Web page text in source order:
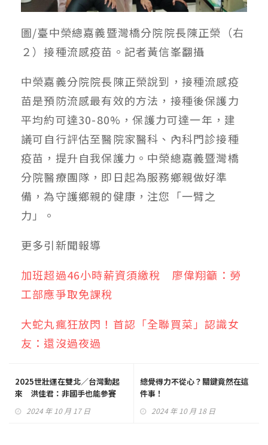
圖/臺中榮總嘉義暨灣橋分院院長陳正榮（右
２ ）接種流感疫苗。記者黃信峯翻攝
中榮嘉義分院院長陳正榮說到，接種流感疫
苗是預防流感最有效的方法，接種後保護力
平均約可達30-80%，保護力可達一年，建
議可自行評估至醫院家醫科、內科門診接種
疫苗，提升自我保護力。中榮總嘉義暨灣橋
分院醫療團隊，即日起為服務鄉親做好準
備，為守護鄉親的健康，注您「一臂之
力」。
更多引新聞報導
加班超過46小時薪資須繳稅 廖偉翔籲：勞
工部應爭取免課稅
大蛇丸瘋狂放閃！首認「全聯買菜」認識女
友：還沒過夜過
2025世壯運在雙北／台灣動起
來 洪佳君：非國手也能參賽
2024 年 10 月 17 日
總覺得力不從心？關鍵竟然在這
件事！
2024 年 10 月 18 日